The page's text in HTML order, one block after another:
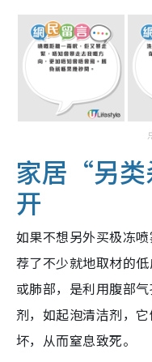
家居“另
开
如果不想另外买极冻
荐了不少就地取材的
或肺部，是利用腹部
剂，如起泡清洁剂，
坏，从而窒息致死。